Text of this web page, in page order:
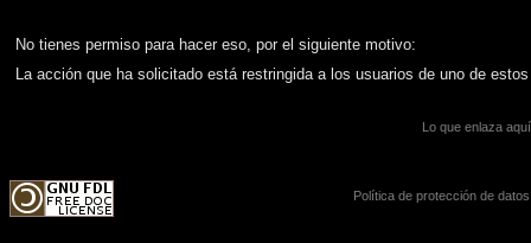
No tienes permiso para hacer eso, por el siguiente motivo:
La acción que ha solicitado está restringida a los usuarios de uno de
Lo que enlaza aquí
Política de protección de datos